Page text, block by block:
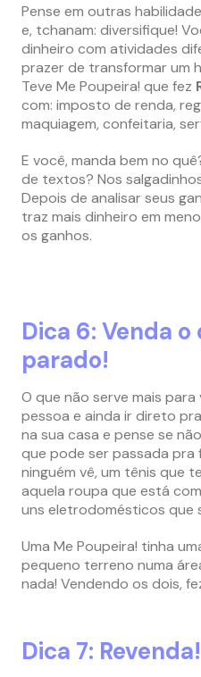
Pense em outras
e, tchanam: diversifique!
dinheiro com atividades
prazer de transformar um
Teve Me Poupeira! que fez
com: imposto de renda,
maquiagem, confeitaria,
E você, manda bem no
de textos? Nos
Depois de analisar seus
traz mais dinheiro em
os ganhos.
Dica 6: Venda
parado!
O que não serve mais
pessoa e ainda ir direto
na sua casa e pense se
que pode ser passada pra
ninguém vê, um tênis que
aquela roupa que está
uns eletrodomésticos que
Uma Me Poupeira! tinha
pequeno terreno numa
nada! Vendendo os dois,
Dica 7: Revenda!